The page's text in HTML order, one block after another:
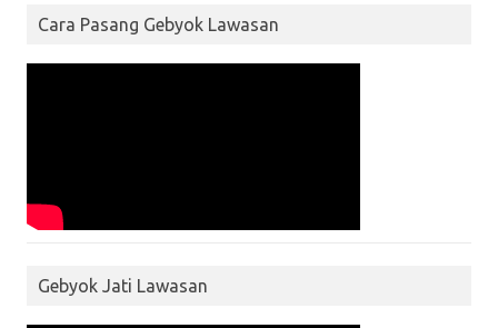
Cara Pasang Gebyok Lawasan
Gebyok Jati Lawasan